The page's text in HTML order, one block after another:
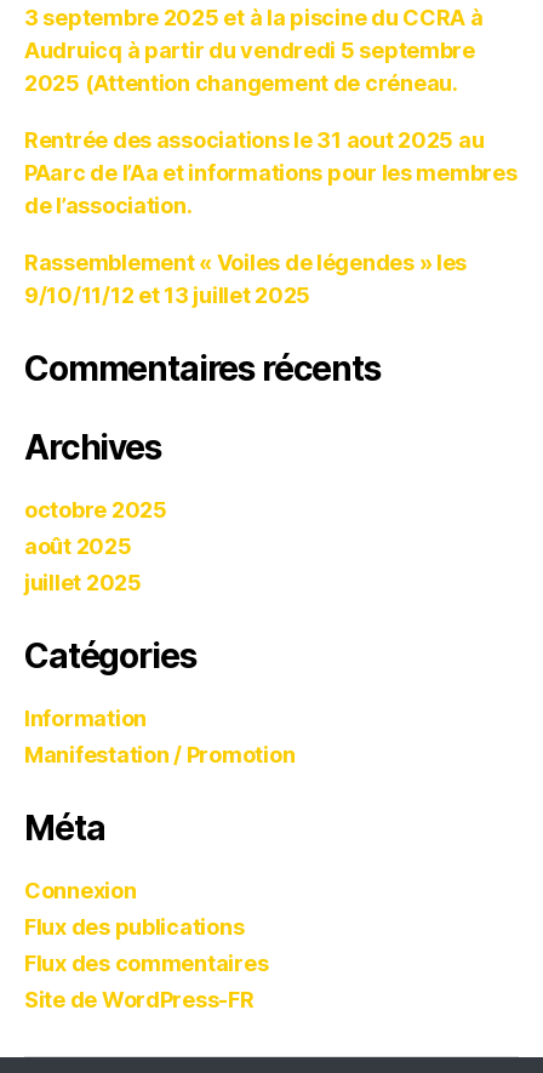
3 septembre 2025 et à la piscine du CCRA à
Audruicq à partir du vendredi 5 septembre
2025 (Attention changement de créneau.
Rentrée des associations le 31 aout 2025 au
PAarc de l’Aa et informations pour les membres
de l’association.
Rassemblement « Voiles de légendes » les
9/10/11/12 et 13 juillet 2025
Commentaires récents
Archives
octobre 2025
août 2025
juillet 2025
Catégories
Information
Manifestation / Promotion
Méta
Connexion
Flux des publications
Flux des commentaires
Site de WordPress-FR